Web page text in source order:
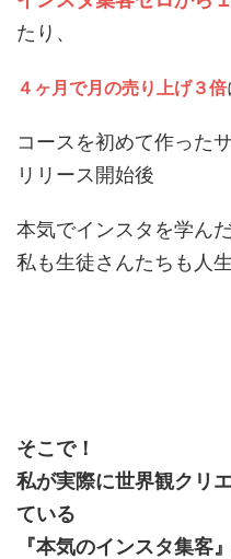
たり、
４ヶ月で月の売り上げ３倍
コースを初めて作った
リリース開始後
本気でインスタを学ん
私も生徒さんたちも人
そこで！
私が実際に世界観クリ
ている
『本気のインスタ集客